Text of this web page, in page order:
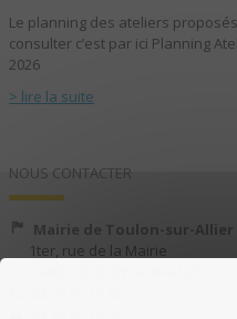
Le planning des ateliers
consulter c’est par ici Planning
2026
> lire la suite
NOUS CONTACTER
Mairie de Toulon-sur-Allier
1ter, rue de la Mairie